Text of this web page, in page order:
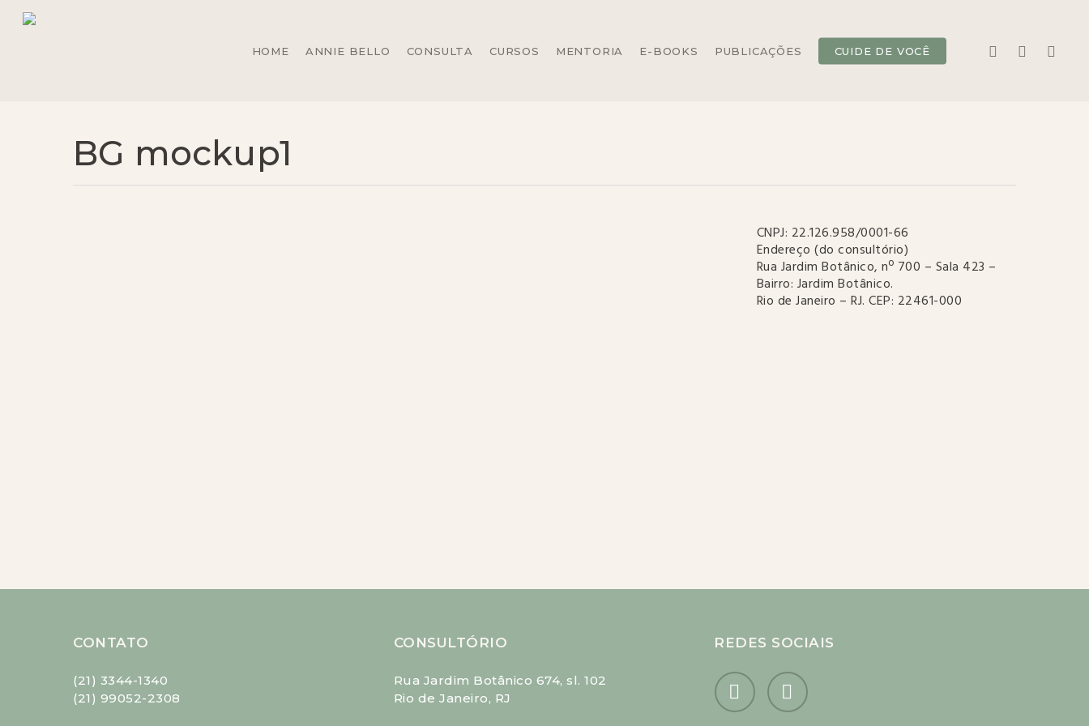
HOME ANNIE BELLO CONSULTA CURSOS MENTORIA E-BOOKS PUBLICAÇÕES CUIDE DE VOCÊ YOUTUBEINSTAGRAM
BG mockup1
CNPJ: 22.126.958/0001-66
Endereço (do consultório)
Rua Jardim Botânico, nº 700 – Sala 423 –
Bairro: Jardim Botânico.
Rio de Janeiro – RJ. CEP: 22461-000
CONTATO
(21) 3344-1340
(21) 99052-2308
CONSULTÓRIO
Rua Jardim Botânico 674, sl. 102
Rio de Janeiro, RJ
REDES SOCIAIS